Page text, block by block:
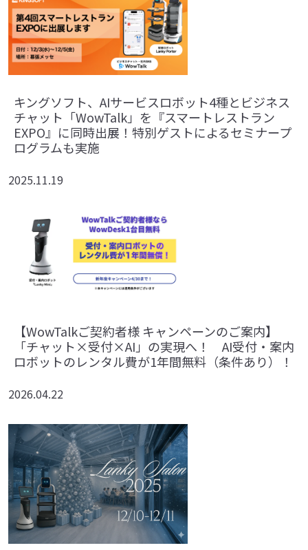
キングソフト、AIサービスロボット4種とビジネス
チャット「WowTalk」を『スマートレストラン
EXPO』に同時出展！特別ゲストによるセミナープ
ログラムも実施
2025.11.19
【WowTalkご契約者様 キャンペーンのご案内】
「チャット×受付×AI」の実現へ！ AI受付・案内
ロボットのレンタル費が1年間無料（条件あり）！
2026.04.22